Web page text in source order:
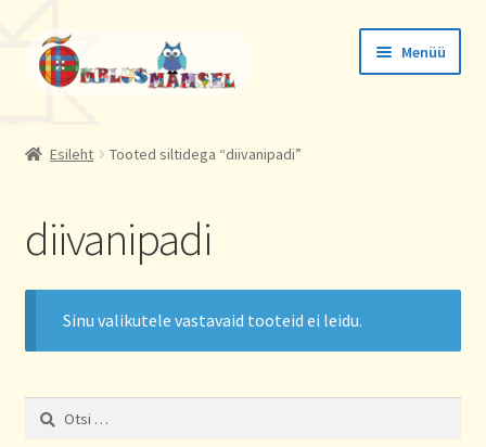
Liigu
navigeerimisele
Liigu
sisu
juurde
Menüü
Aadressid
Esileht Tooted siltidega “diivanipadi”
diivanipadi
Sinu valikutele vastavaid tooteid ei leidu.
Otsi: